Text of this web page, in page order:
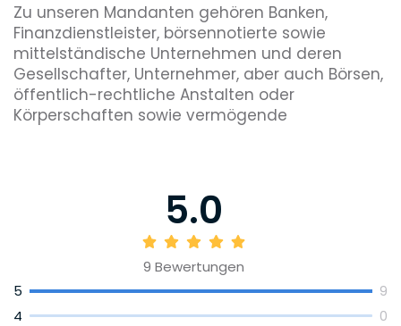
Zu unseren Mandanten gehören Banken,
Finanzdienstleister, börsennotierte sowie
mittelständische Unternehmen und deren
Gesellschafter, Unternehmer, aber auch Börsen,
öffentlich-rechtliche Anstalten oder
Körperschaften sowie vermögende
Sernetz Schäfer sind durch exzellente
akademische Abschlüsse ausgewiesen. Viele
bringen langjährige Erfahrungen als In-House-
Juristen bei Banken und Unternehmen, aus
internationalen Großkanzleien sowie Studien-
oder Arbeitserfahrungen im Ausland in die
Sozietät ein.
5.0
9 Bewertungen
5
9
4 0